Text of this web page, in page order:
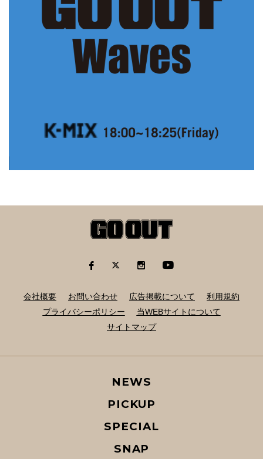
会社概要 お問い合わせ 広告掲載について
利用規約
プライバシーポリシー
当WEBサイトについて
サイトマップ
NEWS
PICKUP
SPECIAL
SNAP